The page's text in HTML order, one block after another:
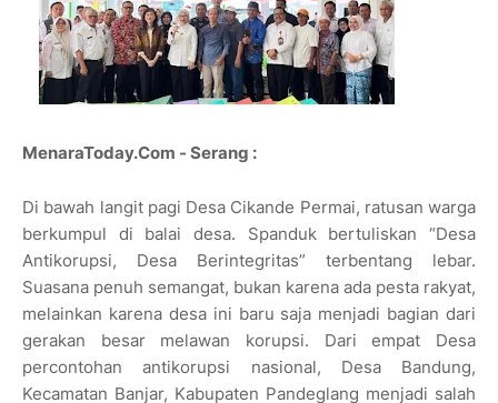
MenaraToday.Com - Serang :
Di bawah langit pagi Desa Cikande Permai, ratusan warga
berkumpul di balai desa. Spanduk bertuliskan “Desa
Antikorupsi, Desa Berintegritas” terbentang lebar.
Suasana penuh semangat, bukan karena ada pesta rakyat,
melainkan karena desa ini baru saja menjadi bagian dari
gerakan besar melawan korupsi. Dari empat Desa
percontohan antikorupsi nasional, Desa Bandung,
Kecamatan Banjar, Kabupaten Pandeglang menjadi salah